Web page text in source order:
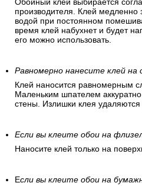
Обойный клей выбирается
производителя. Клей медленно
водой при постоянном
время клей набухнет и будет
его можно использовать.
Равномерно нанесите клей на
Клей наносится равномерным
Маленьким шпателем
стены. Излишки клея
Если вы клеите обои на
Наносите клей только на
Если вы клеите обои на